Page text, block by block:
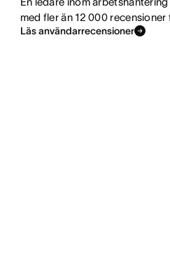
med fler än 12 000
Läs användarrecensioner